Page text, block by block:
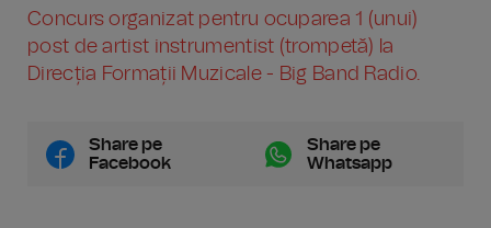
Concurs organizat pentru ocuparea 1 (unui)
post de artist instrumentist (trompetă) la
Direcția Formații Muzicale - Big Band Radio.
Share pe
Facebook
Share pe
Whatsapp